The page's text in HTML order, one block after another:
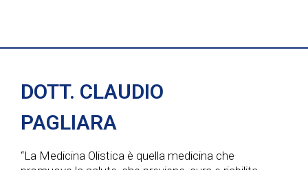
DOTT. CLAUDIO
PAGLIARA
“La Medicina Olistica è quella medicina che